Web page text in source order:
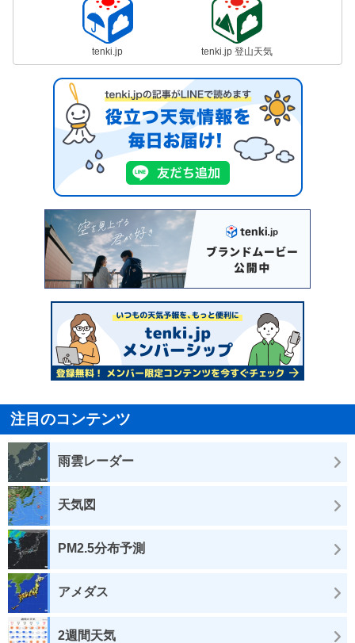
tenki.jp tenki.jp 登山天気
注目のコンテンツ
雨雲レーダー
天気図
PM2.5分布予測
アメダス
2週間天気